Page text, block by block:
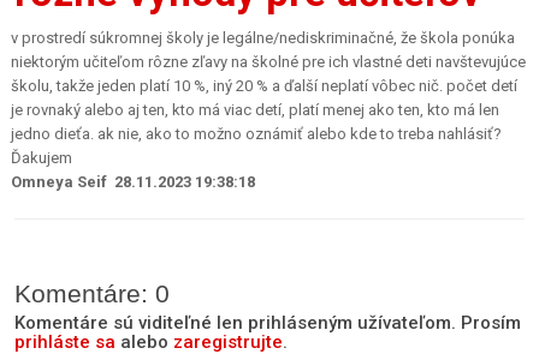
v prostredí súkromnej školy je legálne/nediskriminačné, že škola ponúka
niektorým učiteľom rôzne zľavy na školné pre ich vlastné deti navštevujúce
školu, takže jeden platí 10 %, iný 20 % a ďalší neplatí vôbec nič. počet detí
je rovnaký alebo aj ten, kto má viac detí, platí menej ako ten, kto má len
jedno dieťa. ak nie, ako to možno oznámiť alebo kde to treba nahlásiť?
Ďakujem
Omneya Seif 28.11.2023 19:38:18
Komentáre: 0
Komentáre sú viditeľné len prihláseným užívateľom. Prosím
prihláste sa alebo zaregistrujte.